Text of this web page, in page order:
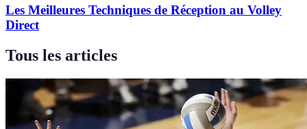
Les Meilleures Techniques de Réception au Volley
Direct
Tous les articles